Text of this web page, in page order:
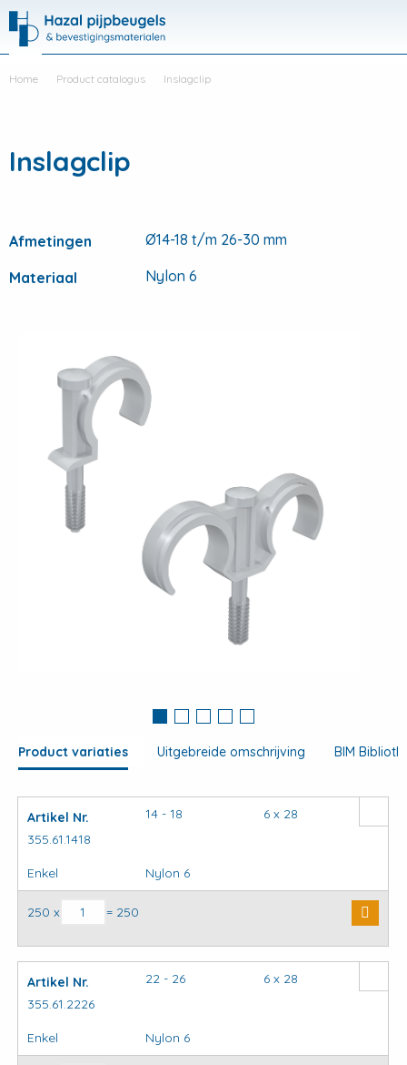
Hazal
Home Product catalogus Inslagclip
Inslagclip
Afmetingen Ø14-18 t/m 26-30 mm
Materiaal Nylon 6
Product variaties Uitgebreide omschrijving BIM
Artikel Nr.
355.61.1418
14 - 18 6 x 28
Enkel Nylon 6
Inslagclip aantal
250 x = 250
Artikel Nr.
355.61.2226
22 - 26 6 x 28
Enkel Nylon 6